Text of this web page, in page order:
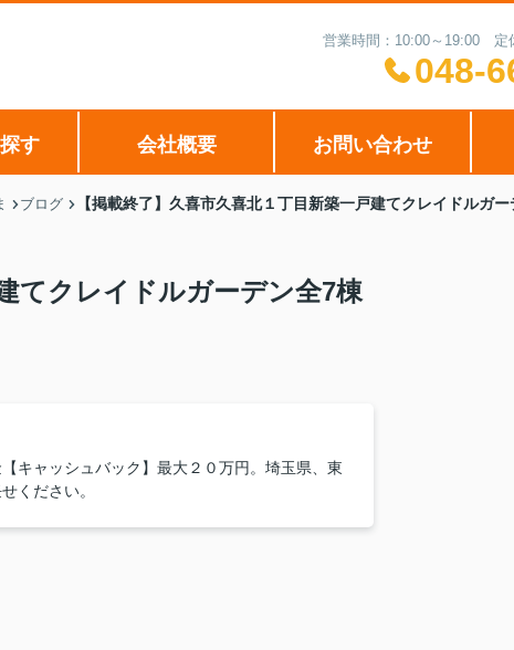
営業時間：10:00～19:00 定
048-
す 会社概要 お問い合わせ
ブログ 【掲載終了】久喜市久喜北１丁目新築一戸建てクレイドルガ
てクレイドルガーデン全7棟
キャッシュバック】最大２０万円。埼玉県、東
ください。